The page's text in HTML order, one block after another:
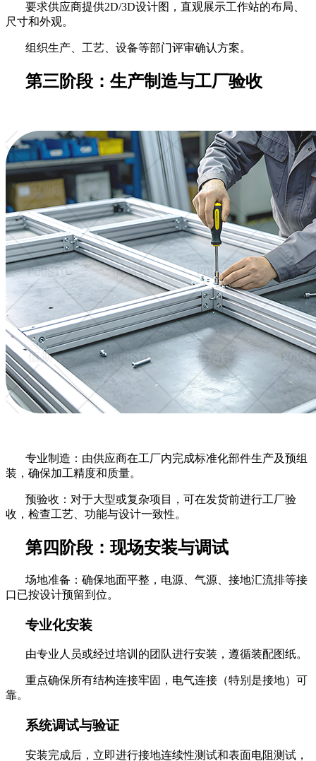
要求供应商提供2D/3D设计图，直观展示工作站的布局、
尺寸和外观。
组织生产、工艺、设备等部门评审确认方案。
第三阶段：生产制造与工厂验收
专业制造：由供应商在工厂内完成标准化部件生产及预组
装，确保加工精度和质量。
预验收：对于大型或复杂项目，可在发货前进行工厂验
收，检查工艺、功能与设计一致性。
第四阶段：现场安装与调试
场地准备：确保地面平整，电源、气源、接地汇流排等接
口已按设计预留到位。
专业化安装
由专业人员或经过培训的团队进行安装，遵循装配图纸。
重点确保所有结构连接牢固，电气连接（特别是接地）可
靠。
系统调试与验证
安装完成后，立即进行接地连续性测试和表面电阻测试，